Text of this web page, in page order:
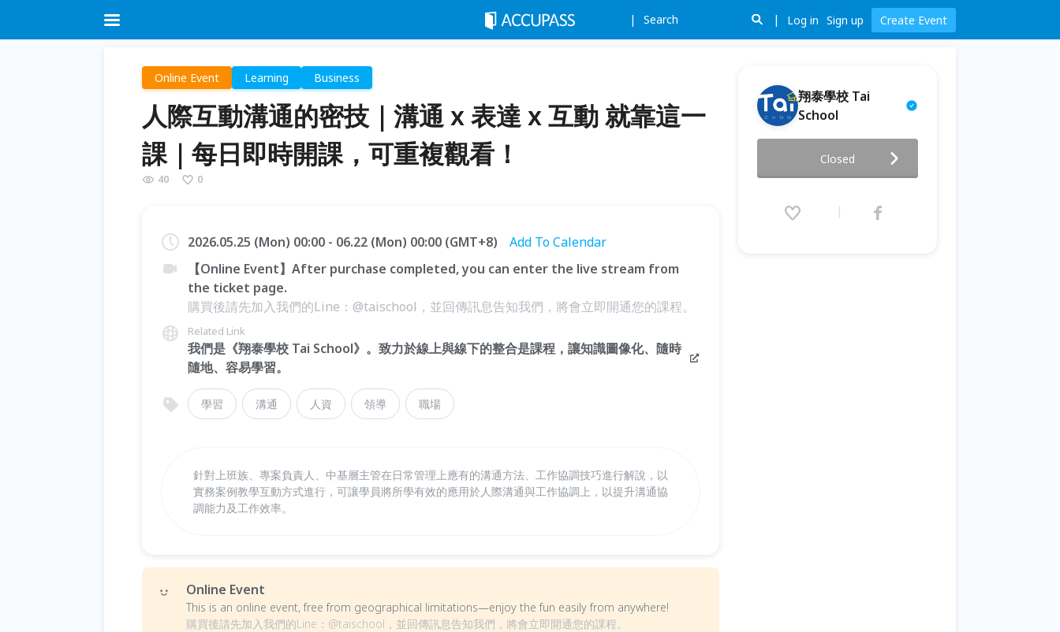
Search Log in Sign up Create Event
Online Event Learning Business
人際互動溝通的密技｜溝通 x 表達 x 互動 就靠這一
課｜每日即時開課，可重複觀看！
40 0
2026.05.25 (Mon) 00:00 - 06.22 (Mon) 00:00 (GMT+8)
Add To Calendar
【Online Event】After purchase completed, you can enter the live stream from
the ticket page.
購買後請先加入我們的Line：@taischool，並回傳訊息告知我們，將會立即開通您的課程。
Related Link
我們是《翔泰學校 Tai School》。致力於線上與線下的整合是課程，讓知識圖像化、隨時
隨地、容易學習。
學習 溝通 人資 領導 職場
針對上班族、專案負責人、中基層主管在日常管理上應有的溝通方法、工作協調技巧進行解說，以
實務案例教學互動方式進行，可讓學員將所學有效的應用於人際溝通與工作協調上，以提升溝通協
調能力及工作效率。
Online Event
This is an online event, free from geographical limitations—enjoy the fun easily from anywhere!
購買後請先加入我們的Line：@taischool，並回傳訊息告知我們，將會立即開通您的課程。
翔泰學校 Tai
School
達 x 互動 就靠這一課｜每日即時
開課，可重複觀看！
(Mon) 00:00 (GMT+8)
Closed